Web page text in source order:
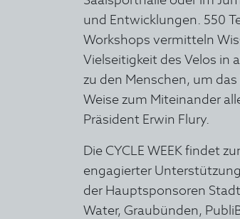
und Entwicklungen. 550
Workshops vermitteln
Vielseitigkeit des Velos in
zu den Menschen, um
Weise zum Miteinander
Präsident Erwin Flury.
Die CYCLE WEEK findet
engagierter
der Hauptsponsoren
Water, Graubünden,